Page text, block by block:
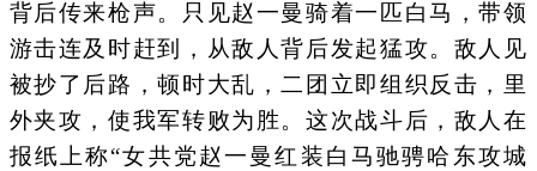
背后传来枪声。只见赵一曼骑着一匹白马，带领
游击连及时赶到，从敌人背后发起猛攻。敌人见
被抄了后路，顿时大乱，二团立即组织反击，里
外夹攻，使我军转败为胜。这次战斗后，敌人在
报纸上称“女共党赵一曼红装白马驰骋哈东攻城